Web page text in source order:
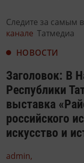
Следите за самым
канале Татмедиа
НОВОСТИ
Заголовок: В
Республики
выставка
российского
искусство и
admin,